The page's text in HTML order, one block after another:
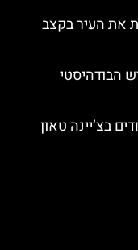
את העיר בקצב
הבודהיסטי
בצ’יינה טאון